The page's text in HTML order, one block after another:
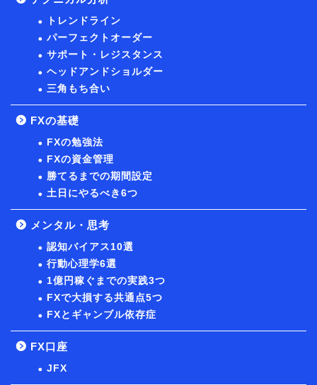
トレンドライン
パーフェクトオーダー
サポート・レジスタンス
ヘッドアンドショルダー
三角もち合い
FXの基礎
FXの勉強法
FXの資金管理
勝てるまでの期間設定
土日にやるべき6つ
メンタル・思考
認知バイアス10選
行動心理学6選
1億円稼ぐまでの実践3つ
FXで大損する共通点5つ
FXとギャンブル依存症
FX口座
JFX